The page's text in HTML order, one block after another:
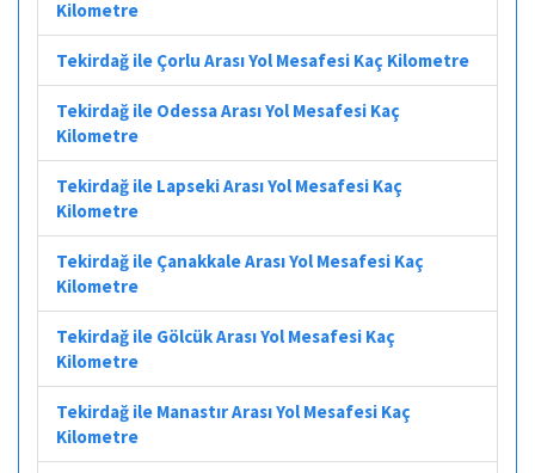
Kilometre
Tekirdağ ile Çorlu Arası Yol Mesafesi Kaç Kilometre
Tekirdağ ile Odessa Arası Yol Mesafesi Kaç
Kilometre
Tekirdağ ile Lapseki Arası Yol Mesafesi Kaç
Kilometre
Tekirdağ ile Çanakkale Arası Yol Mesafesi Kaç
Kilometre
Tekirdağ ile Gölcük Arası Yol Mesafesi Kaç
Kilometre
Tekirdağ ile Manastır Arası Yol Mesafesi Kaç
Kilometre